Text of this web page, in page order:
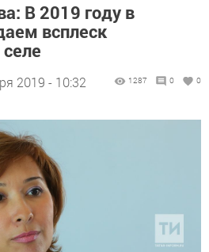
В 2019 году в
всплеск
2019 - 10:32 1287 0 0